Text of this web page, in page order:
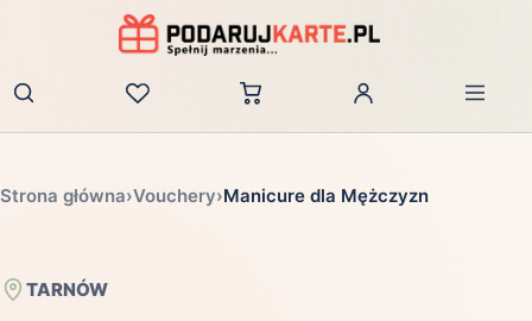
Zaloguj
Strona główna›Vouchery›Manicure dla Mężczyzn
TARNÓW